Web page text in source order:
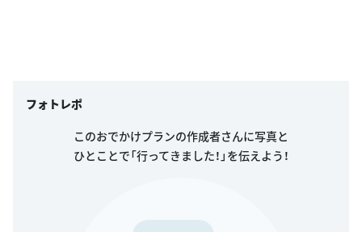
フォトレポ
このおでかけプランの作成者さんに写真と
ひとことで「行ってきました！」を伝えよう！